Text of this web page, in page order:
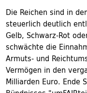
Die Reichen sind in
steuerlich deutlich
Gelb, Schwarz-Rot
schwächte die
Armuts- und
Vermögen in den
Milliarden Euro. Ende